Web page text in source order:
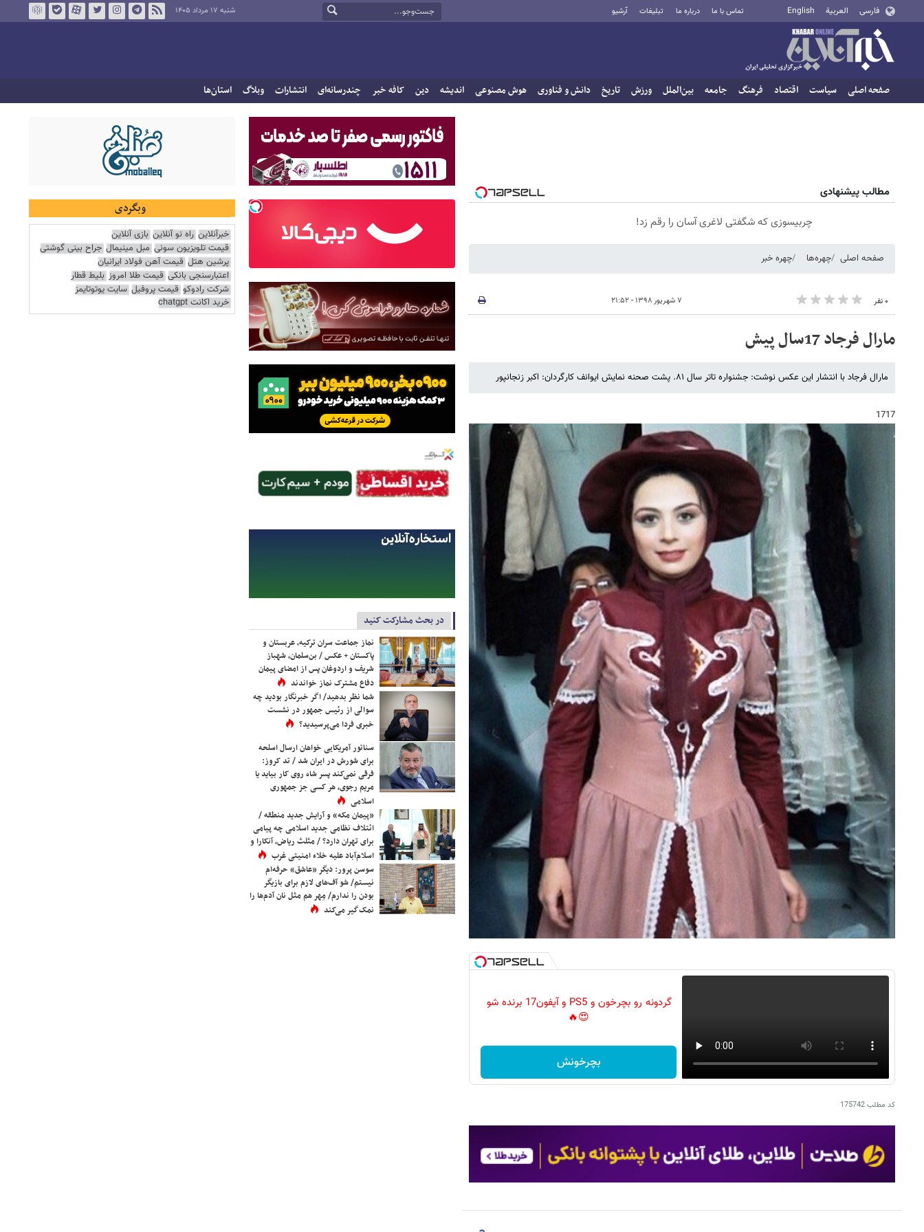
فارسی العربية English تماس با ما درباره ما تبلیغات آرشیو شنبه ۱۷ مرداد ۱۴۰۵
صفحه اصلی سیاست اقتصاد فرهنگ جامعه بین‌الملل ورزش تاریخ دانش و فناوری هوش مصنوعی اندیشه دین کافه خبر چندرسانه‌ای انتشارات وبلاگ استان‌ها
مطالب پیشنهادی
چربیسوزی که شگفتی لاغری آسان را رقم زد!
صفحه اصلی چهره‌‌ها چهره خبر
۰ نفر ۷ شهریور ۱۳۹۸ - ۲۱:۵۲
مارال فرجاد 17سال پیش
مارال فرجاد با انتشار این عکس نوشت: جشنواره تاتر سال ۸۱. پشت صحنه نمایش ایوانف کارگردان: اکبر زنجانپور
1717
گردونه رو بچرخون و PS5 و آیفون17 برنده شو
😍🔥
بچرخونش
کد مطلب175742
در بحث مشارکت کنید
نماز جماعت سران ترکیه، عربستان و
پاکستان + عکس / بن‌سلمان، شهباز
شریف و اردوغان پس از امضای پیمان
دفاع مشترک نماز خواندند
شما نظر بدهید/ اگر خبرنگار بودید چه
سوالی از رئیس جمهور در نشست
خبری فردا می‌پرسیدید؟
سناتور آمریکایی خواهان ارسال اسلحه
برای شورش در ایران شد / تد کروز:
فرقی نمی‌کند پسر شاه روی کار بیاید یا
مریم رجوی، هر کسی جز جمهوری
اسلامی
«پیمان مکه» و آرایش جدید منطقه /
ائتلاف نظامی جدید اسلامی چه پیامی
برای تهران دارد؟ / مثلث ریاض، آنکارا و
اسلام‌آباد علیه خلاء امنیتی غرب
سوسن پرور: دیگر «عاشق» حرفه‌ام
نیستم/ شو آف‌های لازم برای بازیگر
بودن را ندارم/ مِهر هم مثل نان آدم‌ها را
نمک‌گیر می‌کند
وبگردی
خبرآنلاین راه نو آنلاین بازی آنلاین
قیمت تلویزیون سونی مبل مینیمال جراح بینی گوشتی
پرشین هتل قیمت آهن فولاد ایرانیان
اعتبارسنجی بانکی قیمت طلا امروز بلیط قطار
شرکت رادوکو قیمت پروفیل سایت یوتوتایمز
خرید اکانت chatgpt